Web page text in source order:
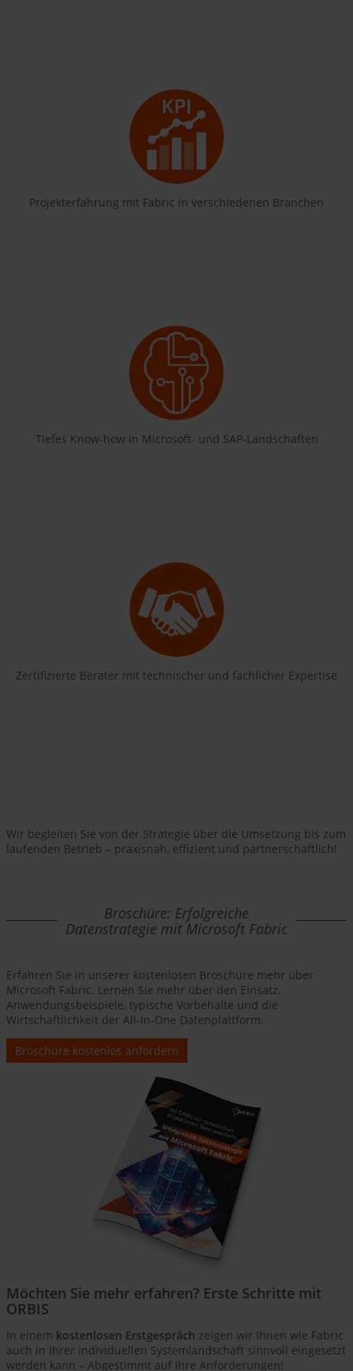
Projekterfahrung mit Fabric in verschiedenen Branchen
Tiefes Know-how in Microsoft- und SAP-Landschaften
Zertifizierte Berater mit technischer und fachlicher Expertise
Wir begleiten Sie von der Strategie über die Umsetzung bis zum
laufenden Betrieb – praxisnah, effizient und partnerschaftlich!
Broschüre: Erfolgreiche
Datenstrategie mit Microsoft Fabric
Erfahren Sie in unserer kostenlosen Broschüre mehr über
Microsoft Fabric. Lernen Sie mehr über den Einsatz,
Anwendungsbeispiele, typische Vorbehalte und die
Wirtschaftlichkeit der All-In-One Datenplattform.
Broschüre kostenlos anfordern
Möchten Sie mehr erfahren? Erste Schritte mit
ORBIS
In einem kostenlosen Erstgespräch zeigen wir Ihnen wie Fabric
auch in Ihrer individuellen Systemlandschaft sinnvoll eingesetzt
werden kann – Abgestimmt auf Ihre Anforderungen!